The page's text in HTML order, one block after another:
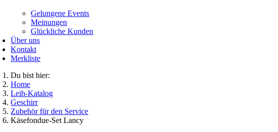
Gelungene Events
Meinungen
Glückliche Kunden
Über uns
Kontakt
Merkliste
Du bist hier:
Home
Leih-Katalog
Geschirr
Zubehör für den Service
Käsefondue-Set Lancy